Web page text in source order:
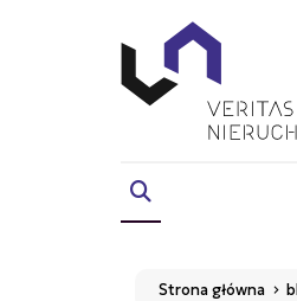
Strona główna